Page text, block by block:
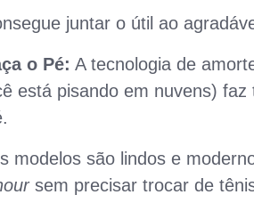
juntar o útil ao
o Pé: A tecnologia de
está pisando em nuvens)
modelos são lindos e
sem precisar trocar de